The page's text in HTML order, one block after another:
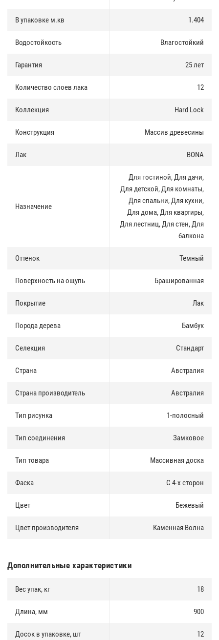
производстве бамбука Hi-Tech, не содержат формальдегиды и
бамбука не имеет ярко выраженного запаха, присущего для
содержащего формальдегиды композита.
«плавающим» способом, то есть без использования клея.
В упаковке м.кв 1.404
Водостойкость Влагостойкий
Гарантия 25 лет
Количество слоев лака 12
Коллекция Hard Lock
Конструкция Массив древесины
Лак BONA
Назначение
Для гостиной, Для дачи,
Для детской, Для комнаты,
Для спальни, Для кухни,
Для дома, Для квартиры,
Для лестниц, Для стен, Для
балкона
Оттенок Темный
Поверхность на ощупь Брашированная
Покрытие Лак
Порода дерева Бамбук
Селекция Стандарт
Страна Австралия
Страна производитель Австралия
Тип рисунка 1-полосный
Тип соединения Замковое
Тип товара Массивная доска
Фаска С 4-х сторон
Цвет Бежевый
Цвет производителя Каменная Волна
Дополнительные характеристики
Вес упак, кг 18
Длина, мм 900
Досок в упаковке, шт 12